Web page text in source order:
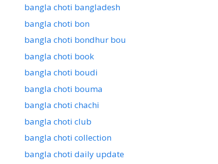
bangla choti bangladesh
bangla choti bon
bangla choti bondhur bou
bangla choti book
bangla choti boudi
bangla choti bouma
bangla choti chachi
bangla choti club
bangla choti collection
bangla choti daily update